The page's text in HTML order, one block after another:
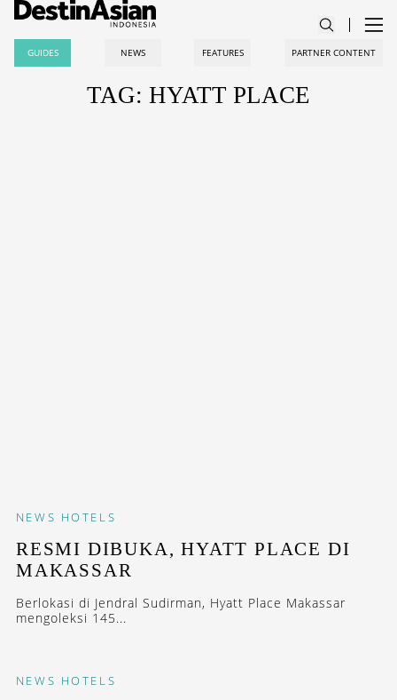
GUIDES NEWS FEATURES PARTNER CONTENT
TAG: HYATT PLACE
NEWS HOTELS
RESMI DIBUKA, HYATT PLACE DI
MAKASSAR
Berlokasi di Jendral Sudirman, Hyatt Place Makassar
mengoleksi 145...
NEWS HOTELS